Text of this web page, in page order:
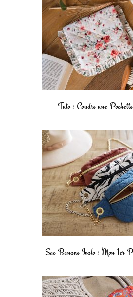
Tuto : Coudre une
Sac Banane Ivalo : Mon 1er